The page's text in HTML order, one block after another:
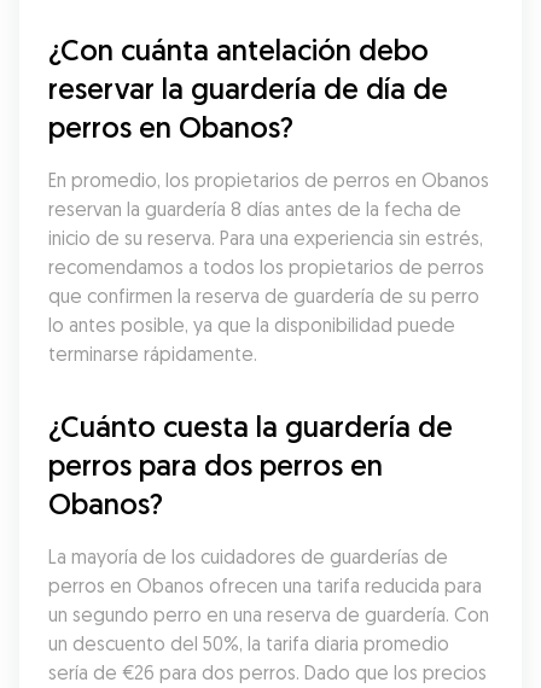
¿Con cuánta antelación debo
reservar la guardería de día de
perros en Obanos?
En promedio, los propietarios de perros en Obanos
reservan la guardería 8 días antes de la fecha de
inicio de su reserva. Para una experiencia sin estrés,
recomendamos a todos los propietarios de perros
que confirmen la reserva de guardería de su perro
lo antes posible, ya que la disponibilidad puede
terminarse rápidamente.
¿Cuánto cuesta la guardería de
perros para dos perros en
Obanos?
La mayoría de los cuidadores de guarderías de
perros en Obanos ofrecen una tarifa reducida para
un segundo perro en una reserva de guardería. Con
un descuento del 50%, la tarifa diaria promedio
sería de €26 para dos perros. Dado que los precios